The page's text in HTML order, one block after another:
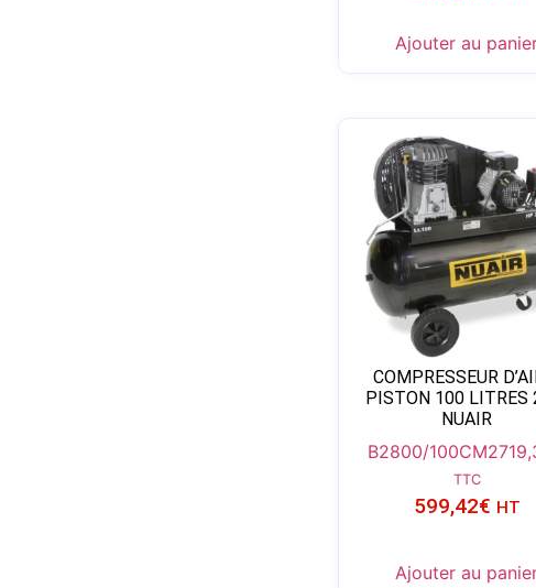
Ajouter au
COMPRESSEUR
PISTON 100 LITRES
NUAIR
B2800/100CM2
TTC
599,42€ HT
Ajouter au